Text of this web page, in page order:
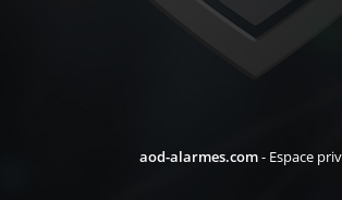
aod-alarmes.com- Espace